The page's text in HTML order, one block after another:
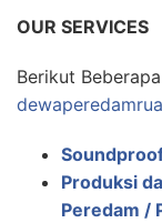
OUR SERVICES
Berikut
Produksi
Peredam /